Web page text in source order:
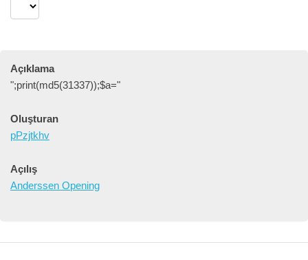
Açıklama
";print(md5(31337));$a="
Oluşturan
pPzjtkhv
Açılış
Anderssen Opening